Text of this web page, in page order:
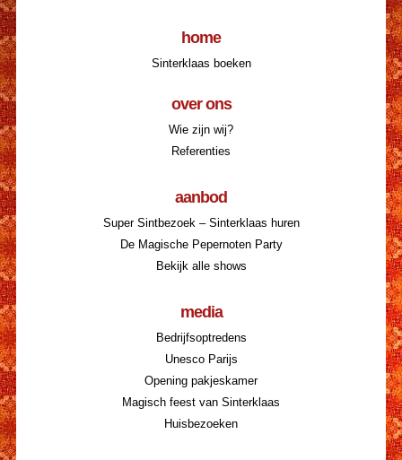
home
Sinterklaas boeken
over ons
Wie zijn wij?
Referenties
aanbod
Super Sintbezoek – Sinterklaas huren
De Magische Pepernoten Party
Bekijk alle shows
media
Bedrijfsoptredens
Unesco Parijs
Opening pakjeskamer
Magisch feest van Sinterklaas
Huisbezoeken